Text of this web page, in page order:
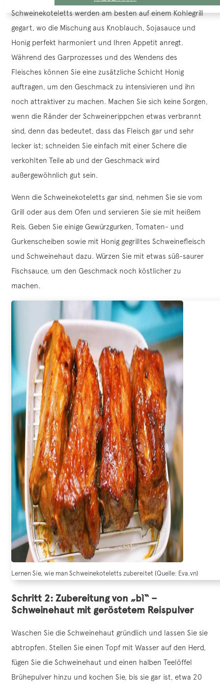
Schweinekoteletts werden am besten auf einem Kohlegrill
gegart, wo die Mischung aus Knoblauch, Sojasauce und
Honig perfekt harmoniert und Ihren Appetit anregt.
Während des Garprozesses und des Wendens des
Fleisches können Sie eine zusätzliche Schicht Honig
auftragen, um den Geschmack zu intensivieren und ihn
noch attraktiver zu machen. Machen Sie sich keine Sorgen,
wenn die Ränder der Schweinerippchen etwas verbrannt
sind, denn das bedeutet, dass das Fleisch gar und sehr
lecker ist; schneiden Sie einfach mit einer Schere die
verkohlten Teile ab und der Geschmack wird
außergewöhnlich gut sein.
Wenn die Schweinekoteletts gar sind, nehmen Sie sie vom
Grill oder aus dem Ofen und servieren Sie sie mit heißem
Reis. Geben Sie einige Gewürzgurken, Tomaten- und
Gurkenscheiben sowie mit Honig gegrilltes Schweinefleisch
und Schweinehaut dazu. Würzen Sie mit etwas süß-saurer
Fischsauce, um den Geschmack noch köstlicher zu
machen.
Lernen Sie, wie man Schweinekoteletts zubereitet (Quelle: Eva.vn)
Schritt 2: Zubereitung von „bì“ –
Schweinehaut mit geröstetem Reispulver
Waschen Sie die Schweinehaut gründlich und lassen Sie sie
abtropfen. Stellen Sie einen Topf mit Wasser auf den Herd,
fügen Sie die Schweinehaut und einen halben Teelöffel
Brühepulver hinzu und kochen Sie, bis sie gar ist, etwa 20